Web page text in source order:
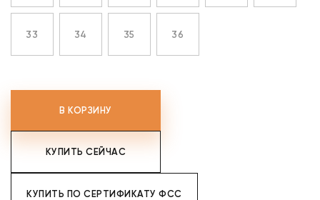
33 34 35 36
В КОРЗИНУ
КУПИТЬ СЕЙЧАС
КУПИТЬ ПО СЕРТИФИКАТУ ФСС